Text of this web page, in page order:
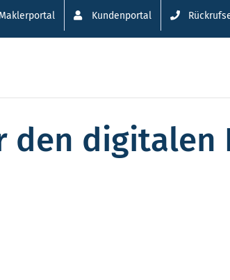
Maklerportal Kundenportal
den digitalen